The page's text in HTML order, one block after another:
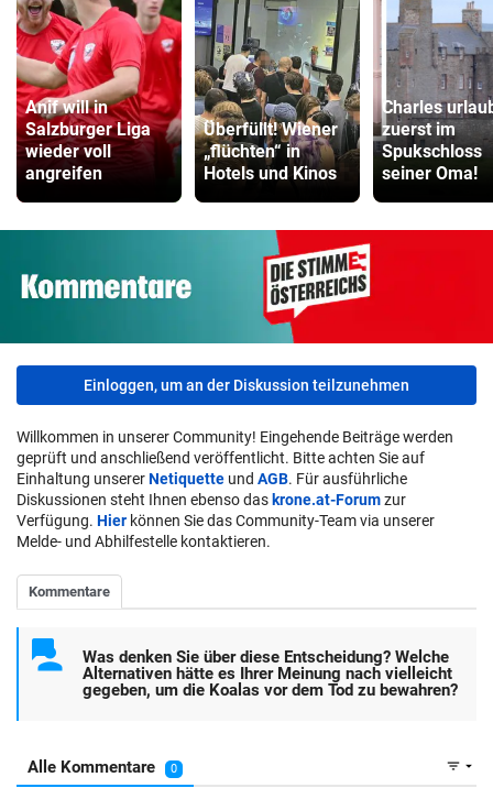
Anif will in
Salzburger Liga
wieder voll
angreifen
Überfüllt! Wiener
„flüchten“ in
Hotels und Kinos
Charles
zuerst im
Spukschloss
seiner Oma!
Einloggen, um an der Diskussion teilzunehmen
Willkommen in unserer Community! Eingehende Beiträge werden
geprüft und anschließend veröffentlicht. Bitte achten Sie auf
Einhaltung unsererNetiquette und AGB. Für ausführliche
Diskussionen steht Ihnen ebenso das krone.at-Forumzur
Verfügung. Hier können Sie das Community-Team via unserer
Melde- und Abhilfestelle kontaktieren.